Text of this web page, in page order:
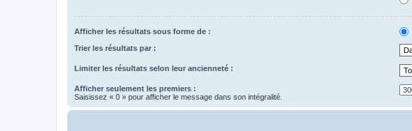
Afficher les résultats sous forme de :
Trier les résultats par :
Limiter les résultats selon leur ancienneté :
Afficher seulement les premiers :
Saisissez « 0 » pour afficher le message dans son intégralité.